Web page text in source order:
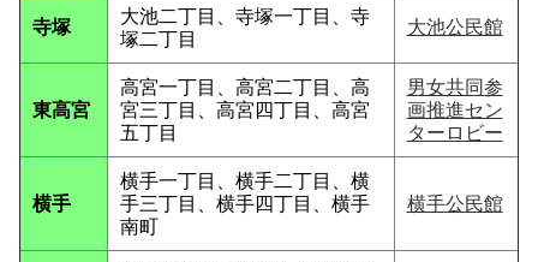
寺塚
大池二丁目、寺塚一丁目、寺
塚二丁目
大池公民館
東高宮
高宮一丁目、高宮二丁目、高
宮三丁目、高宮四丁目、高宮
五丁目
男女共同参
画推進セン
ターロビー
横手
横手一丁目、横手二丁目、横
手三丁目、横手四丁目、横手
南町
横手公民館